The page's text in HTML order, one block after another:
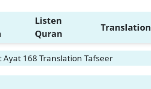
Listen
Quran
Translation
Ayat 168 Translation Tafseer